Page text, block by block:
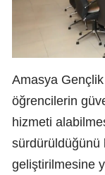
Amasya
öğrencilerin
hizmeti
sürdürüldüğünü
geliştirilmesine